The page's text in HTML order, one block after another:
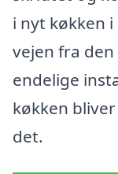
i nyt køkken
vejen fra
endelige
køkken
det.